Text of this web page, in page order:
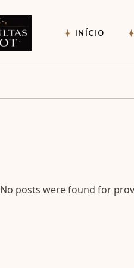
INÍCIO
No posts were found for